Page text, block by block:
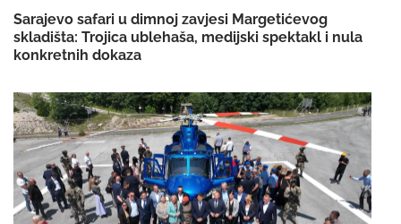
Sarajevo safari u dimnoj zavjesi Margetićevog
skladišta: Trojica ublehaša, medijski spektakl i nula
konkretnih dokaza